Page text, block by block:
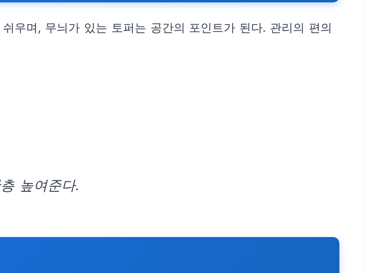
우며, 무늬가 있는 토퍼는 공간의 포인트가 된다. 관리의 편의
높여준다.